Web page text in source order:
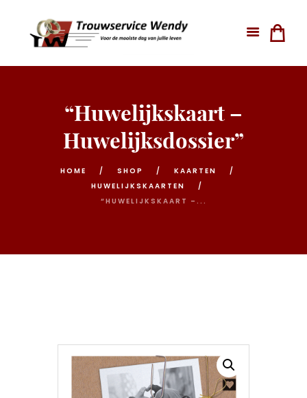
“Huwelijkskaart –
Huwelijksdossier”
HOME SHOP
KAARTEN
HUWELIJKSKAARTEN
“HUWELIJKSKAART –...